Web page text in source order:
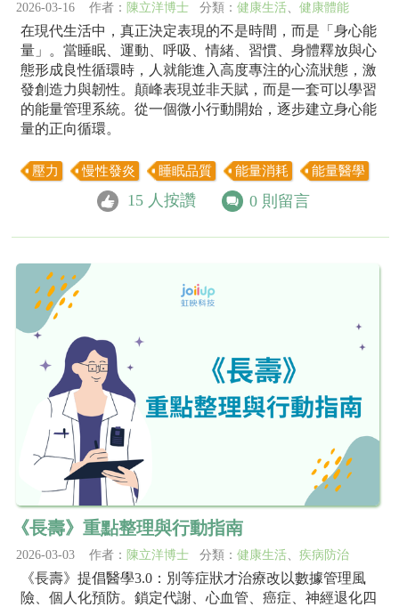
2026-03-16 作者： 陳立洋博士 分類： 健康生活、 健康體能
在現代生活中，真正決定表現的不是時間，而是「身心能
量」。當睡眠、運動、呼吸、情緒、習慣、身體釋放與心
態形成良性循環時，人就能進入高度專注的心流狀態，激
發創造力與韌性。顛峰表現並非天賦，而是一套可以學習
的能量管理系統。從一個微小行動開始，逐步建立身心能
量的正向循環。
壓力 慢性發炎 睡眠品質 能量消耗 能量醫學
15 人按讚 0 則留言
《長壽》重點整理與行動指南
2026-03-03 作者： 陳立洋博士 分類： 健康生活、 疾病防治
《長壽》提倡醫學3.0：別等症狀才治療改以數據管理風
險、個人化預防。鎖定代謝、心血管、癌症、神經退化四